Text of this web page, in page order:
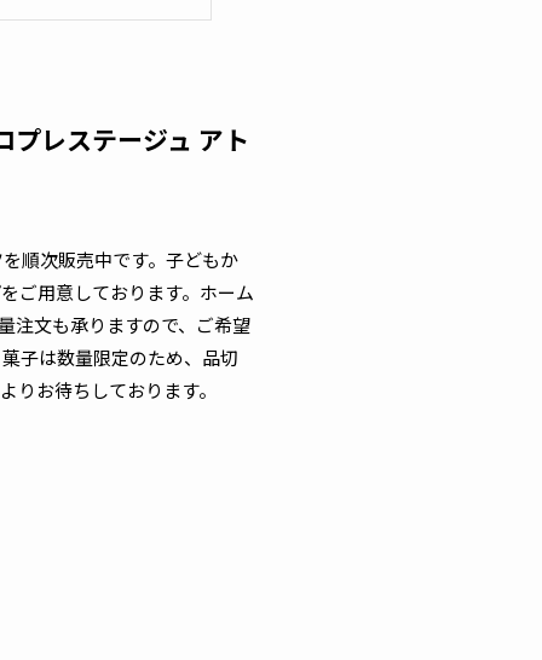
プレステージュ アト
順次販売中です。子どもか
ご用意しております。ホーム
注文も承りますので、ご希望
子は数量限定のため、品切
りお待ちしております。